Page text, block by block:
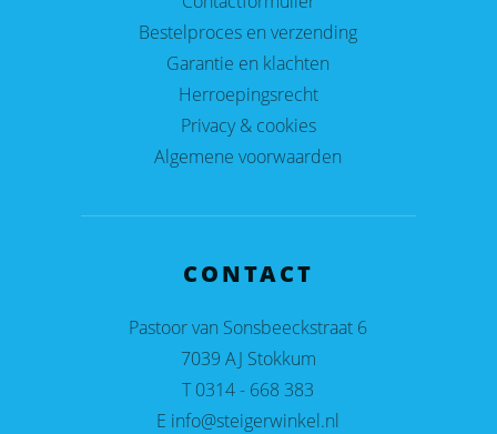
Bestelproces en verzending
Garantie en klachten
Herroepingsrecht
Privacy & cookies
Algemene voorwaarden
CONTACT
Pastoor van Sonsbeeckstraat 6
7039 AJ Stokkum
T 0314 - 668 383
E info@steigerwinkel.nl